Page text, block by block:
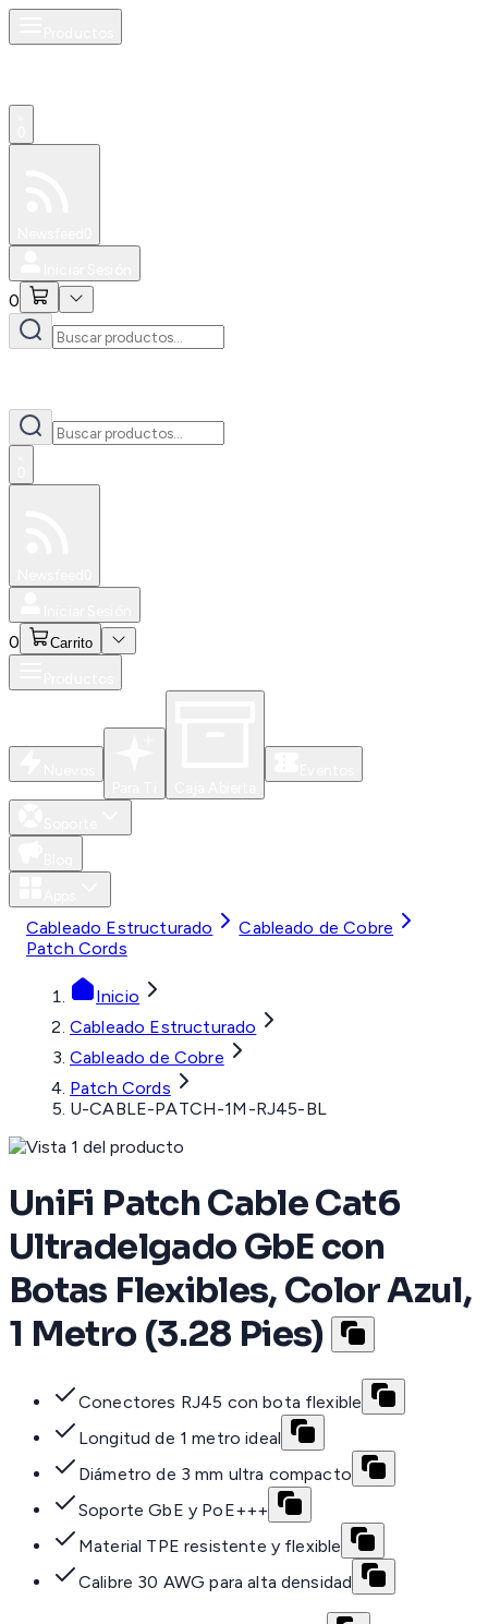
0
0 Carrito
Cableado Estructurado
Cableado de Cobre
Patch Cords
Inicio
Cableado Estructurado
Cableado de Cobre
Patch Cords
U-CABLE-PATCH-1M-RJ45-BL
UniFi Patch Cable Cat6
Ultradelgado GbE con
Botas Flexibles, Color Azul,
1 Metro (3.28 Pies)
Conectores RJ45 con bota flexible
Longitud de 1 metro ideal
Diámetro de 3 mm ultra compacto
Soporte GbE y PoE+++
Material TPE resistente y flexible
Calibre 30 AWG para alta densidad